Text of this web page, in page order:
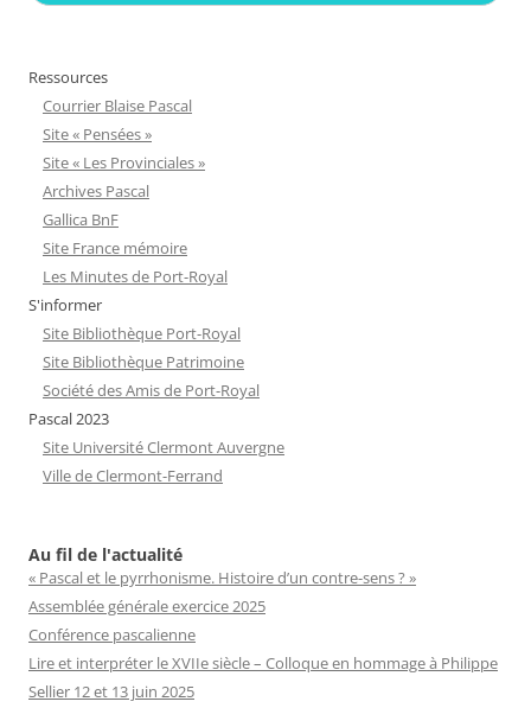
Ressources
Courrier Blaise Pascal
Site « Pensées »
Site « Les Provinciales »
Archives Pascal
Gallica BnF
Site France mémoire
Les Minutes de Port-Royal
S'informer
Site Bibliothèque Port-Royal
Site Bibliothèque Patrimoine
Société des Amis de Port-Royal
Pascal 2023
Site Université Clermont Auvergne
Ville de Clermont-Ferrand
Au fil de l'actualité
« Pascal et le pyrrhonisme. Histoire d’un contre-sens ? »
Assemblée générale exercice 2025
Conférence pascalienne
Lire et interpréter le XVIIe siècle – Colloque en hommage à Philippe
Sellier 12 et 13 juin 2025